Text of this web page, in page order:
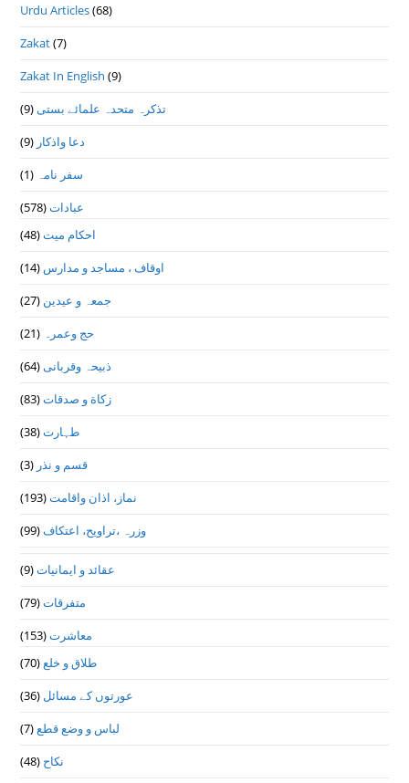
Urdu Articles(68)
Zakat(7)
Zakat In English (9)
تذكرہ متحدہ علمائے بستى(9)
دعا واذكار (9)
سفر نامہ (1)
عبادات(578)
احکام میت(48)
اوقاف ، مساجد و مدارس (14)
جمعہ و عیدین (27)
حج وعمرہ (21)
ذبیحہ وقربانی(64)
زکاة و صدقات(83)
طہارت(38)
قسم و نذر (3)
نماز، اذان واقامت(193)
وزرہ ،تراويح، اعتكاف(99)
عقائد و ایمانیات(9)
متفرقات(79)
معاشرت(153)
طلاق و خلع(70)
عورتوں کے مسائل (36)
لباس و وضع قطع(7)
نکاح (48)